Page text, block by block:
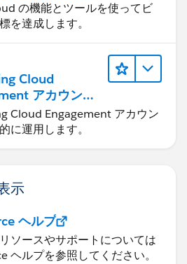
の機能とツールを使ってビ
を達成します。
Cloud
アカウント
Cloud Engagement アカウン
に運用します。
示
ヘルプ
ソースやサポートについては
ヘルプを参照してください。